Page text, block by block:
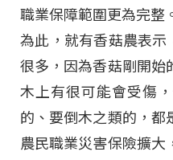
職業保障範圍更為完整
為此，就有香菇農表
很多，因為香菇剛開始
木上有很可能會受傷
的、要倒木之類的，都
農民職業災害保險擴大